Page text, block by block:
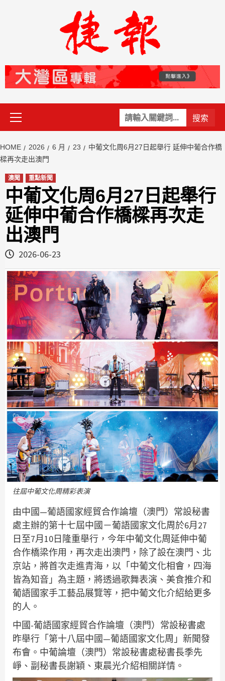
關
鍵
Primary
Menu
HOME 2026 6 月 23
中葡文化周6月27日起舉行 延伸中葡合作橋
樑再次走出澳門
澳聞 重點新聞
中葡文化周6月27日起舉行
延伸中葡合作橋樑再次走
出澳門
2026-06-23
往屆中葡文化周精彩表演
由中國—葡語國家經貿合作論壇（澳門）常設秘書
處主辦的第十七屆中國－葡語國家文化周於6月27
日至7月10日隆重舉行，今年中葡文化周延伸中葡
合作橋梁作用，再次走出澳門，除了設在澳門、北
京站，將首次走進青海，以「中葡文化相會，四海
皆為知音」為主題，將透過歌舞表演、美食推介和
葡語國家手工藝品展覽等，把中葡文化介紹給更多
的人。
中國-葡語國家經貿合作論壇（澳門）常設秘書處
昨舉行「第十八屆中國—葡語國家文化周」新聞發
布會。中葡論壇（澳門）常設秘書處秘書長季先
崢、副秘書長謝穎、東晨光介紹相關詳情。